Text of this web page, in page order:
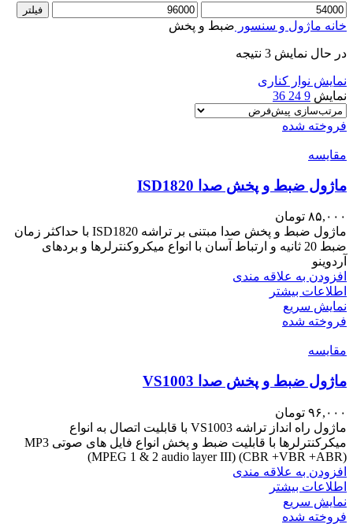
حداقل
قیمت
حداکثر
قیمت
فیلتر
خانه ماژول و سنسور ضبط و پخش
در حال نمایش 3 نتیجه
نمایش نوار کناری
نمایش 9
24
36
فروخته شده
مقايسه
ماژول ضبط و پخش صدا ISD1820
۸۵,۰۰۰ تومان
ماژول ضبط و پخش صدا مبتنی بر تراشه ISD1820 با حداکثر زمان
ضبط 20 ثانیه و ارتباط آسان با انواع میکروکنترلرها و بردهای
آردوینو
افزودن به علاقه مندی
اطلاعات بیشتر
نمایش سریع
فروخته شده
مقايسه
ماژول ضبط و پخش صدا VS1003
۹۶,۰۰۰ تومان
ماژول راه انداز تراشه VS1003 با قابلیت اتصال به انواع
میکرکنترلرها با قابلیت ضبط و پخش انواع فایل های صوتی MP3
(MPEG 1 & 2 audio layer III) (CBR +VBR +ABR)
افزودن به علاقه مندی
اطلاعات بیشتر
نمایش سریع
فروخته شده